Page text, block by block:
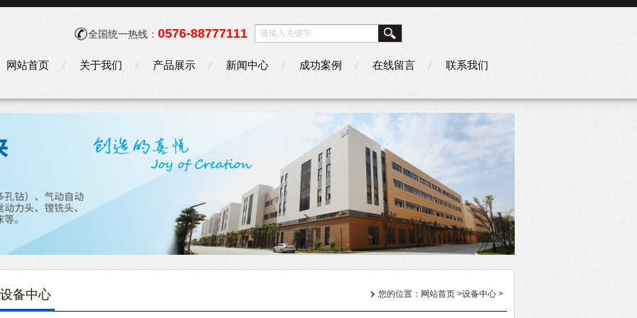
全国统一热线： 0576-88777111
网站首页 关于我们 产品展示 新闻中心 成功案例 在线留言 联系我们
设备中心 您的位置： 网站首页 >设备中心 >